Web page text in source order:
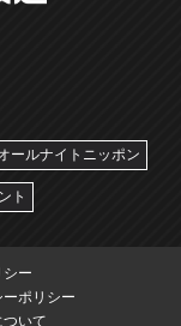
ールナイトニッポン
ト
シー
ーポリシー
ついて